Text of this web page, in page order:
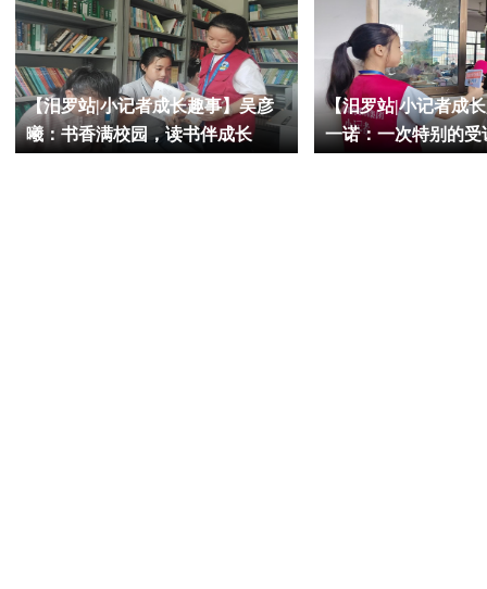
【汨罗站|小记者成长趣事】吴彦
曦：书香满校园，读书伴成长
【汨罗站|小记者成
一诺：一次特别的受